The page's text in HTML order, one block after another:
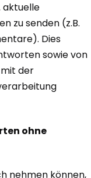
aktuelle
zu senden (z.B.
Dies
sowie von
der
ohne
nehmen können,